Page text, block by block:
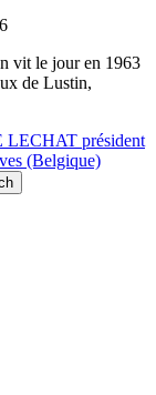
vit le jour en 1963
de Lustin,
LECHAT président
(Belgique)